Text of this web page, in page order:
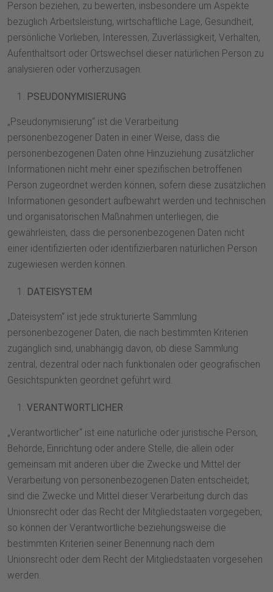
Person beziehen, zu bewerten, insbesondere um Aspekte
bezüglich Arbeitsleistung, wirtschaftliche Lage, Gesundheit,
persönliche Vorlieben, Interessen, Zuverlässigkeit, Verhalten,
Aufenthaltsort oder Ortswechsel dieser natürlichen Person zu
analysieren oder vorherzusagen.
PSEUDONYMISIERUNG
„Pseudonymisierung“ ist die Verarbeitung
personenbezogener Daten in einer Weise, dass die
personenbezogenen Daten ohne Hinzuziehung zusätzlicher
Informationen nicht mehr einer spezifischen betroffenen
Person zugeordnet werden können, sofern diese zusätzlichen
Informationen gesondert aufbewahrt werden und technischen
und organisatorischen Maßnahmen unterliegen, die
gewährleisten, dass die personenbezogenen Daten nicht
einer identifizierten oder identifizierbaren natürlichen Person
zugewiesen werden können.
DATEISYSTEM
„Dateisystem“ ist jede strukturierte Sammlung
personenbezogener Daten, die nach bestimmten Kriterien
zugänglich sind, unabhängig davon, ob diese Sammlung
zentral, dezentral oder nach funktionalen oder geografischen
Gesichtspunkten geordnet geführt wird.
VERANTWORTLICHER
„Verantwortlicher“ ist eine natürliche oder juristische Person,
Behörde, Einrichtung oder andere Stelle, die allein oder
gemeinsam mit anderen über die Zwecke und Mittel der
Verarbeitung von personenbezogenen Daten entscheidet;
sind die Zwecke und Mittel dieser Verarbeitung durch das
Unionsrecht oder das Recht der Mitgliedstaaten vorgegeben,
so können der Verantwortliche beziehungsweise die
bestimmten Kriterien seiner Benennung nach dem
Unionsrecht oder dem Recht der Mitgliedstaaten vorgesehen
werden.